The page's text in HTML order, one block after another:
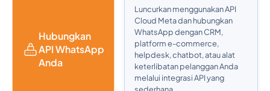
Hubungkan
API WhatsApp
Anda
Luncurkan menggunakan API
Cloud Meta dan hubungkan
WhatsApp dengan CRM,
platform e-commerce,
helpdesk, chatbot, atau alat
keterlibatan pelanggan Anda
melalui integrasi API yang